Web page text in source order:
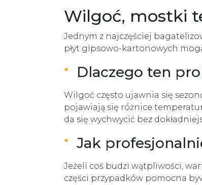
Wilgoć, mostki
Jednym z najczęściej
płyt gipsowo-kartonowych
Dlaczego ten
Wilgoć często ujawnia się
pojawiają się różnice
da się wychwycić bez
Jak
Jeżeli coś budzi wątpliwości,
części przypadków pomocna